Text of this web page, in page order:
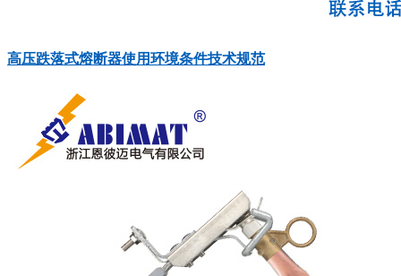
高压跌落式熔断器使用环境条件技术规范